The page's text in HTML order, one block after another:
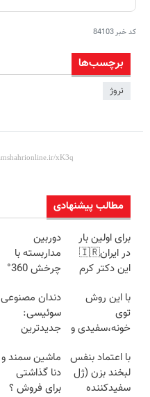
کد خبر84103
برچسب‌ها
نروژ
مطالب پیشنهادی
برای اولین بار
در ایران🇮🇷
این دکتر کرم
روزه ساخت!
دوربین
مداربسته با
چرخش 360°
(ضمانت
تعویض +
پرداخت درب
با این روش
توی
خونه،سفیدی و
برگردون
(40%off)
دندان مصنوعی
سوئیسی:
جدیدترین
سبک و مقاوم |
پرداخت قسطی
با اعتماد بنفس
لبخند بزن (ژل
سفیدکننده
ماشین سمند و
دنا گذاشتی
برای فروش ؟